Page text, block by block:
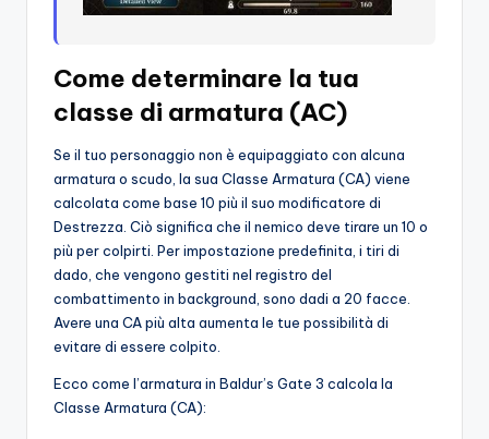
Come determinare la tua
classe di armatura (AC)
Se il tuo personaggio non è equipaggiato con alcuna
armatura o scudo, la sua Classe Armatura (CA) viene
calcolata come base 10 più il suo modificatore di
Destrezza. Ciò significa che il nemico deve tirare un 10 o
più per colpirti. Per impostazione predefinita, i tiri di
dado, che vengono gestiti nel registro del
combattimento in background, sono dadi a 20 facce.
Avere una CA più alta aumenta le tue possibilità di
evitare di essere colpito.
Ecco come l’armatura in Baldur’s Gate 3 calcola la
Classe Armatura (CA):